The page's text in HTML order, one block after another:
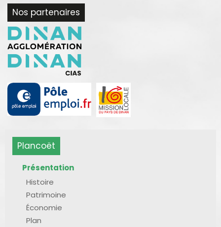
Nos partenaires
Plancoët
Présentation
Histoire
Patrimoine
Économie
Plan